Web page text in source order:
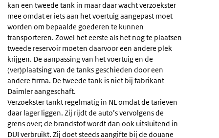
kan een tweede tank in maar daar wacht verzoekster
mee omdat er iets aan het voertuig aangepast moet
worden om bepaalde goederen te kunnen
transporteren. Zowel het eerste als het nog te plaatsen
tweede reservoir moeten daarvoor een andere plek
krijgen. De aanpassing van het voertuig en de
(ver)plaatsing van de tanks geschieden door een
andere firma. De tweede tank is niet bij fabrikant
Daimler aangeschaft.
Verzoekster tankt regelmatig in NL omdat de tarieven
daar lager liggen. Zij rijdt de auto’s vervolgens de
grens over; de brandstof wordt dan ook uitsluitend in
DUI verbruikt. Zij doet steeds aangifte bij de douane